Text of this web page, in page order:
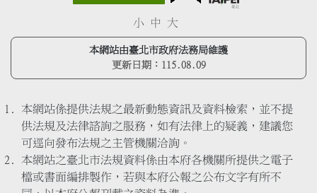
小 中 大
本網站由臺北市政府法務局維護
更新日期： 115.08.09
本網站係提供法規之最新動態資訊及資料檢索，並不提
供法規及法律諮詢之服務，如有法律上的疑義，建議您
可逕向發布法規之主管機關洽詢。
本網站之臺北市法規資料係由本府各機關所提供之電子
檔或書面編排製作，若與本府公報之公布文字有所不